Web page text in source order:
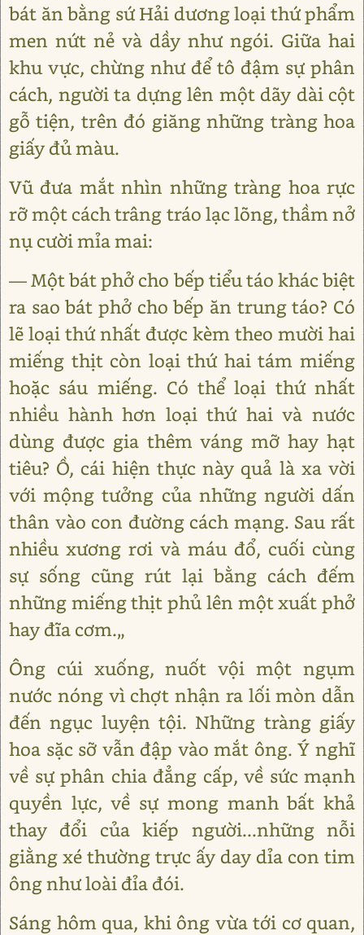
bát ăn bằng sứ Hải dương loại thứ phẩm
men nứt nẻ và dầy như ngói. Giữa hai
khu vực, chừng như để tô đậm sự phân
cách, người ta dựng lên một dãy dài cột
gỗ tiện, trên đó giăng những tràng hoa
giấy đủ màu.
Vũ đưa mắt nhìn những tràng hoa rực
rỡ một cách trâng tráo lạc lõng, thầm nở
nụ cười mỉa mai:
― Một bát phở cho bếp tiểu táo khác biệt
ra sao bát phở cho bếp ăn trung táo? Có
lẽ loại thứ nhất được kèm theo mười hai
miếng thịt còn loại thứ hai tám miếng
hoặc sáu miếng. Có thể loại thứ nhất
nhiều hành hơn loại thứ hai và nước
dùng được gia thêm váng mỡ hay hạt
tiêu? Ồ, cái hiện thực này quả là xa vời
với mộng tưởng của những người dấn
thân vào con đường cách mạng. Sau rất
nhiều xương rơi và máu đổ, cuối cùng
sự sống cũng rút lại bằng cách đếm
những miếng thịt phủ lên một xuất phở
hay đĩa cơm.„
Ông cúi xuống, nuốt vội một ngụm
nước nóng vì chợt nhận ra lối mòn dẫn
đến ngục luyện tội. Những tràng giấy
hoa sặc sỡ vẫn đập vào mắt ông. Ý nghĩ
về sự phân chia đẳng cấp, về sức mạnh
quyền lực, về sự mong manh bất khả
thay đổi của kiếp người...những nỗi
giằng xé thường trực ấy day dỉa con tim
ông như loài đỉa đói.
Sáng hôm qua, khi ông vừa tới cơ quan,